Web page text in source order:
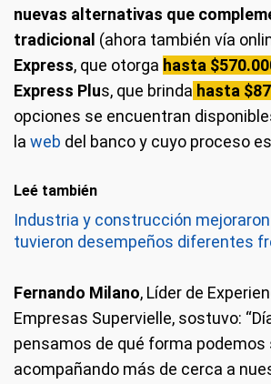
nuevas alternativas que
tradicional (ahora también vía
Express, que otorga hasta
Express Plus, que brinda hasta
opciones se encuentran
la web del banco y cuyo proceso
Leé también
Industria y construcción
tuvieron desempeños diferentes
Fernando Milano, Líder de
Empresas Supervielle, sostuvo:
pensamos de qué forma podemos
acompañando más de cerca a